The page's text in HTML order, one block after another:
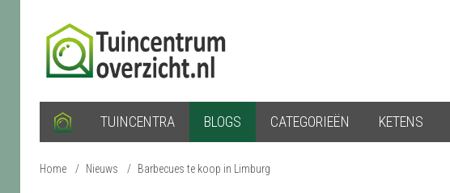
TUINCENTRA BLOGS CATEGORIEËN KETENS
Home / Nieuws / Barbecues te koop in Limburg